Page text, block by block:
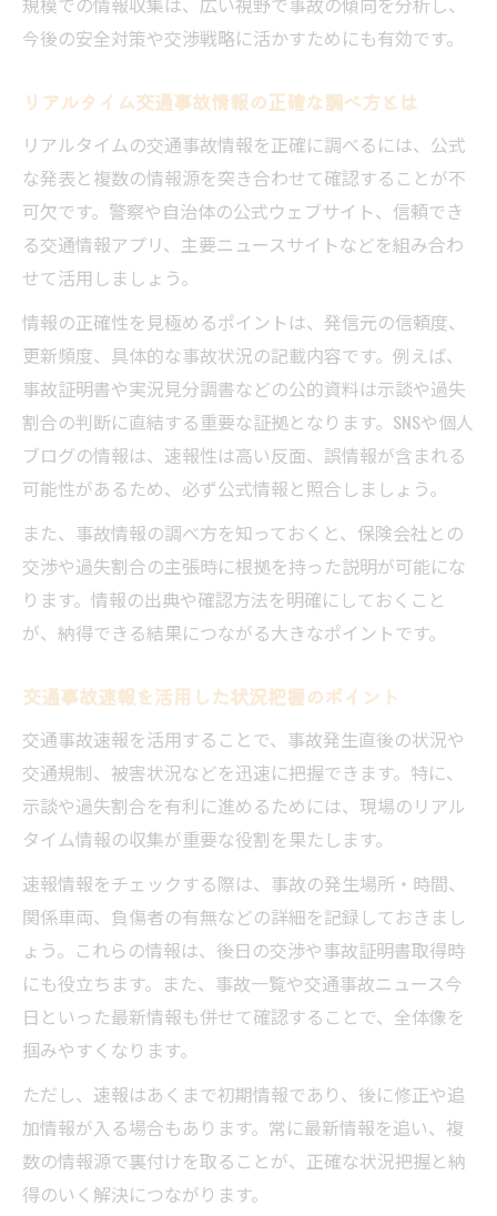
今後の安全対策や交渉戦略に活かすためにも有効です。
リアルタイム交通事故情報の正確な調べ方とは
リアルタイムの交通事故情報を正確に調べるには、公式
な発表と複数の情報源を突き合わせて確認することが不
可欠です。警察や自治体の公式ウェブサイト、信頼でき
る交通情報アプリ、主要ニュースサイトなどを組み合わ
せて活用しましょう。
情報の正確性を見極めるポイントは、発信元の信頼度、
更新頻度、具体的な事故状況の記載内容です。例えば、
事故証明書や実況見分調書などの公的資料は示談や過失
割合の判断に直結する重要な証拠となります。SNSや個人
ブログの情報は、速報性は高い反面、誤情報が含まれる
可能性があるため、必ず公式情報と照合しましょう。
また、事故情報の調べ方を知っておくと、保険会社との
交渉や過失割合の主張時に根拠を持った説明が可能にな
ります。情報の出典や確認方法を明確にしておくこと
が、納得できる結果につながる大きなポイントです。
交通事故速報を活用した状況把握のポイント
交通事故速報を活用することで、事故発生直後の状況や
交通規制、被害状況などを迅速に把握できます。特に、
示談や過失割合を有利に進めるためには、現場のリアル
タイム情報の収集が重要な役割を果たします。
速報情報をチェックする際は、事故の発生場所・時間、
関係車両、負傷者の有無などの詳細を記録しておきまし
ょう。これらの情報は、後日の交渉や事故証明書取得時
にも役立ちます。また、事故一覧や交通事故ニュース今
日といった最新情報も併せて確認することで、全体像を
掴みやすくなります。
ただし、速報はあくまで初期情報であり、後に修正や追
加情報が入る場合もあります。常に最新情報を追い、複
数の情報源で裏付けを取ることが、正確な状況把握と納
得のいく解決につながります。